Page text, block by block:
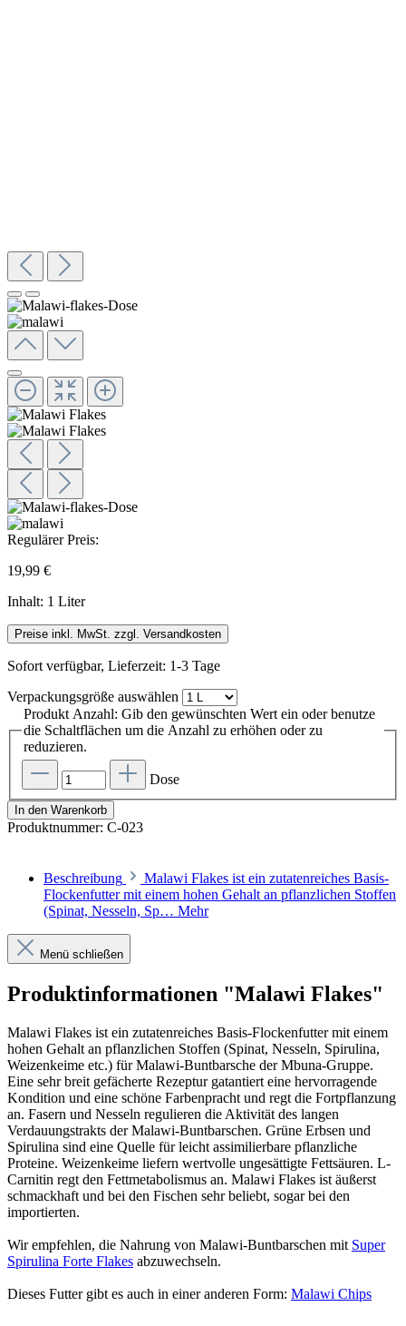
Regulärer Preis:
19,99 €
Inhalt: 1 Liter
Preise inkl. MwSt. zzgl. Versandkosten
Sofort verfügbar, Lieferzeit: 1-3 Tage
Verpackungsgröße auswählen
Produkt Anzahl: Gib den gewünschten Wert ein oder benutze
die Schaltflächen um die Anzahl zu erhöhen oder zu
reduzieren.
Dose
In den Warenkorb
Produktnummer: C-023
Beschreibung
Malawi Flakes ist ein zutatenreiches Basis-
Flockenfutter mit einem hohen Gehalt an pflanzlichen Stoffen
(Spinat, Nesseln, Sp… Mehr
Menü schließen
Produktinformationen "Malawi Flakes"
Malawi Flakes ist ein zutatenreiches Basis-Flockenfutter mit einem
hohen Gehalt an pflanzlichen Stoffen (Spinat, Nesseln, Spirulina,
Weizenkeime etc.) für Malawi-Buntbarsche der Mbuna-Gruppe.
Eine sehr breit gefächerte Rezeptur gatantiert eine hervorragende
Kondition und eine schöne Farbenpracht und regt die Fortpflanzung
an. Fasern und Nesseln regulieren die Aktivität des langen
Verdauungstrakts der Malawi-Buntbarschen. Grüne Erbsen und
Spirulina sind eine Quelle für leicht assimilierbare pflanzliche
Proteine. Weizenkeime liefern wertvolle ungesättigte Fettsäuren. L-
Carnitin regt den Fettmetabolismus an. Malawi Flakes ist äußerst
schmackhaft und bei den Fischen sehr beliebt, sogar bei den
importierten.
Wir empfehlen, die Nahrung von Malawi-Buntbarschen mit Super
Spirulina Forte Flakes abzuwechseln.
Dieses Futter gibt es auch in einer anderen Form: Malawi Chips